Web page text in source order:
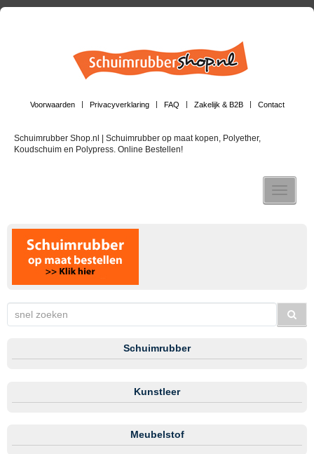
Voorwaarden Privacyverklaring FAQ Zakelijk & B2B Contact
Schuimrubber Shop.nl | Schuimrubber op maat kopen, Polyether,
Koudschuim en Polypress. Online Bestellen!
Toggle
Schuimrubber
Kunstleer
Meubelstof